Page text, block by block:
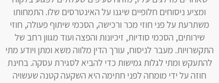
ומציע ניסוחים חלופיים שיגנו על האינטרסים שלו. התמחותו
משתרעת על פני חוזי מכר ורכישה, הסכמי שיתוף פעולה, חוזי
שירותים, הסכמי סודיות, זיכיונות והפצה ועוד מגוון רחב של
התקשרויות. מעבר לניסוח, עורך הדין מלווה משא ומתן ויודע מתי
להתעקש ומתי לגלות גמישות כדי להביא לסגירת עסקה. בחינת
חוזה על ידי מומחה לפני חתימה היא השקעה קטנה שעשויה